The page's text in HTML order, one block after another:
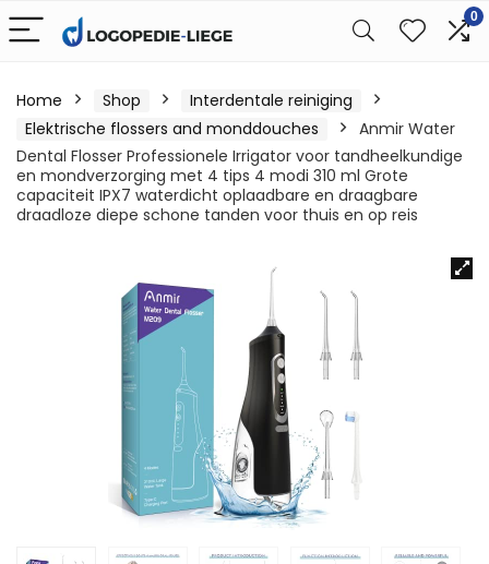
0
Home Shop
Interdentale reiniging
Elektrische flossers and monddouches
Anmir Water
Dental Flosser Professionele Irrigator voor tandheelkundige
en mondverzorging met 4 tips 4 modi 310 ml Grote
capaciteit IPX7 waterdicht oplaadbare en draagbare
draadloze diepe schone tanden voor thuis en op reis